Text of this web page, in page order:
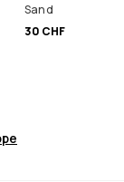
Sand
30 CHF